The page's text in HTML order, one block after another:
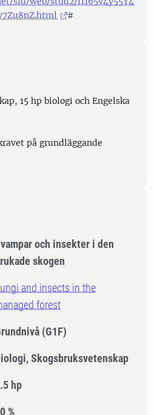
#
15 hp biologi och Engelska
på grundläggande
och insekter i den
skogen
and insects in the
forest
(G1F)
Skogsbruksvetenskap
hp
%